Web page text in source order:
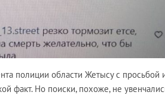
полиции области Жетысу с просьбой
факт. Но поиски, похоже, не